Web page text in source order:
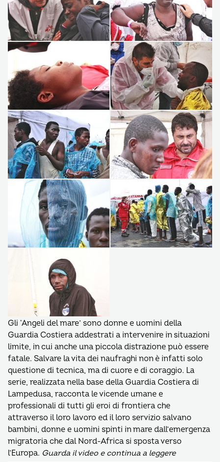
Gli ‘Angeli del mare’ sono donne e uomini della
Guardia Costiera addestrati a intervenire in situazioni
limite, in cui anche una piccola distrazione può essere
fatale. Salvare la vita dei naufraghi non è infatti solo
questione di tecnica, ma di cuore e di coraggio. La
serie, realizzata nella base della Guardia Costiera di
Lampedusa, racconta le vicende umane e
professionali di tutti gli eroi di frontiera che
attraverso il loro lavoro ed il loro servizio salvano
bambini, donne e uomini spinti in mare dall’emergenza
migratoria che dal Nord-Africa si sposta verso
l’Europa. Guarda il video e continua a leggere